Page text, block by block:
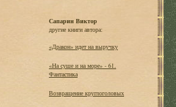
Сапарин Виктор
другие книги автора:
«Дракон» идет на выручку
«На суше и на море» - 61.
Фантастика
Возвращение круглоголовых